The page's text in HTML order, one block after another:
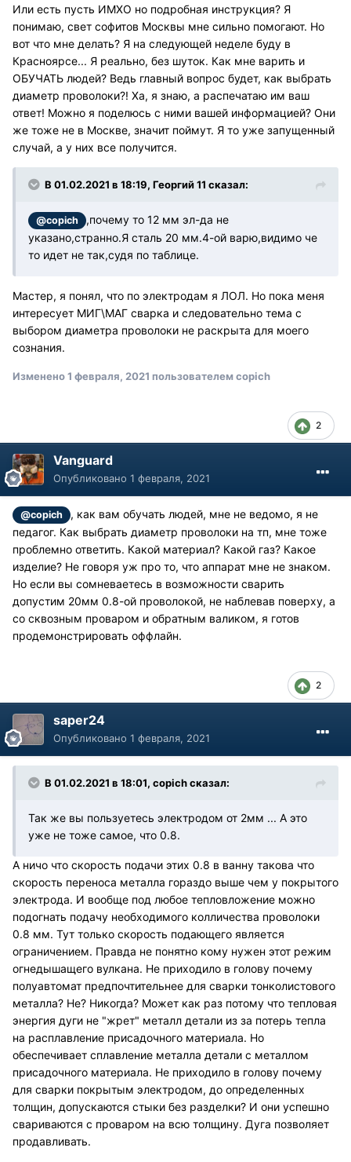
Или есть пусть ИМХО но подробная инструкция? Я
понимаю, свет софитов Москвы мне сильно помогают. Но
вот что мне делать? Я на следующей неделе буду в
Красноярсе... Я реально, без шуток. Как мне варить и
ОБУЧАТЬ людей? Ведь главный вопрос будет, как выбрать
диаметр проволоки?! Ха, я знаю, а распечатаю им ваш
ответ! Можно я поделюсь с ними вашей информацией? Они
же тоже не в Москве, значит поймут. Я то уже запущенный
случай, а у них все получится.
В 01.02.2021 в 18:19, Георгий 11 сказал:
@copich
,почему то 12 мм эл-да не
указано,странно.Я сталь 20 мм.4-ой варю,видимо че
то идет не так,судя по таблице.
Мастер, я понял, что по электродам я ЛОЛ. Но пока меня
интересует МИГ\МАГ сварка и следовательно тема с
выбором диаметра проволоки не раскрыта для моего
сознания.
Изменено1 февраля, 2021 пользователем copich
2
Vanguard
Опубликовано 1 февраля, 2021
@copich
, как вам обучать людей, мне не ведомо, я не
педагог. Как выбрать диаметр проволоки на тп, мне тоже
проблемно ответить. Какой материал? Какой газ? Какое
изделие? Не говоря уж про то, что аппарат мне не знаком.
Но если вы сомневаетесь в возможности сварить
допустим 20мм 0.8-ой проволокой, не наблевав поверху, а
со сквозным проваром и обратным валиком, я готов
продемонстрировать оффлайн.
2
saper24
Опубликовано 1 февраля, 2021
В 01.02.2021 в 18:01, copich сказал:
Так же вы пользуетесь электродом от 2мм ... А это
уже не тоже самое, что 0.8.
А ничо что скорость подачи этих 0.8 в ванну такова что
скорость переноса металла гораздо выше чем у покрытого
электрода. И вообще под любое тепловложение можно
подогнать подачу необходимого колличества проволоки
0.8 мм. Тут только скорость подающего является
ограничением. Правда не понятно кому нужен этот режим
огнедышащего вулкана. Не приходило в голову почему
полуавтомат предпочтительнее для сварки тонколистового
металла? Не? Никогда? Может как раз потому что тепловая
энергия дуги не "жрет" металл детали из за потерь тепла
на расплавление присадочного материала. Но
обеспечивает сплавление металла детали с металлом
присадочного материала. Не приходило в голову почему
для сварки покрытым электродом, до определенных
толщин, допускаются стыки без разделки? И они успешно
свариваются с проваром на всю толщину. Дуга позволяет
продавливать.